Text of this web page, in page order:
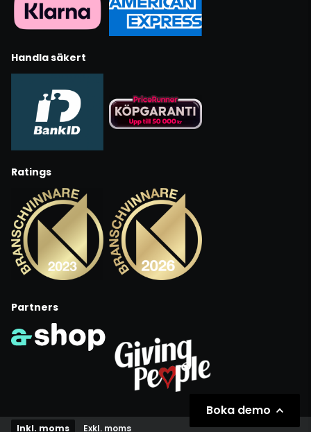
Handla säkert
Ratings
Partners
Inkl. moms Exkl. moms
Boka demo